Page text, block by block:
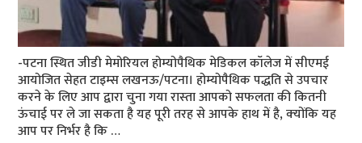
-पटना स्थित जीडी मेमोरियल होम्‍योपैथिक मेडिकल कॉलेज में सीएमई
आयोजित सेहत टाइम्‍स लखनऊ/पटना। होम्‍योपैथिक पद्धति से उपचार
करने के लिए आप द्वारा चुना गया रास्‍ता आपको सफलता की कितनी
ऊंचाई पर ले जा सकता है यह पूरी तरह से आपके हाथ में है, क्‍योंकि यह
आप पर निर्भर है कि …